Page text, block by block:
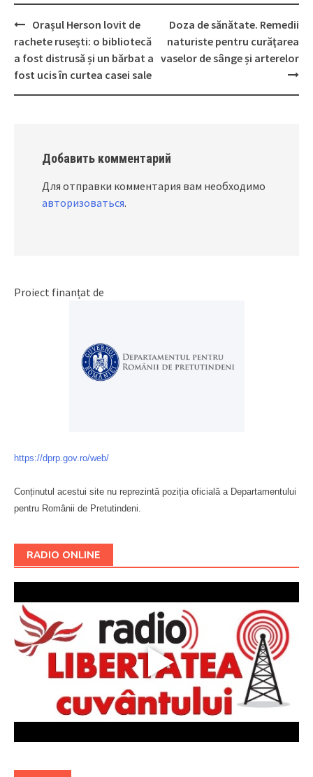
Post
navigation
Orașul Herson lovit de
rachete rusești: o bibliotecă
a fost distrusă și un bărbat a
fost ucis în curtea casei sale
Doza de sănătate. Remedii
naturiste pentru curăţarea
vaselor de sânge și arterelor
Добавить комментарий
Для отправки комментария вам необходимо
авторизоваться.
Proiect finanțat de
https://dprp.gov.ro/web/
Conținutul acestui site nu reprezintă poziția oficială a Departamentului
pentru Românii de Pretutindeni.
RADIO ONLINE